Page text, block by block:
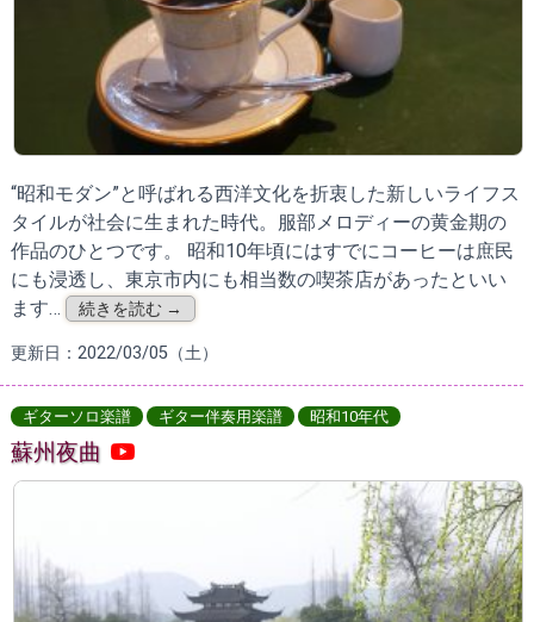
“昭和モダン”と呼ばれる西洋文化を折衷した新しいライフス
タイルが社会に生まれた時代。服部メロディーの黄金期の
作品のひとつです。 昭和10年頃にはすでにコーヒーは庶民
にも浸透し、東京市内にも相当数の喫茶店があったといい
ます…
続きを読む →
更新日：2022/03/05（土）
ギターソロ楽譜 ギター伴奏用楽譜 昭和10年代
蘇州夜曲